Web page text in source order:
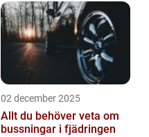
02 december 2025
Allt du behöver veta om
bussningar i fjädringen